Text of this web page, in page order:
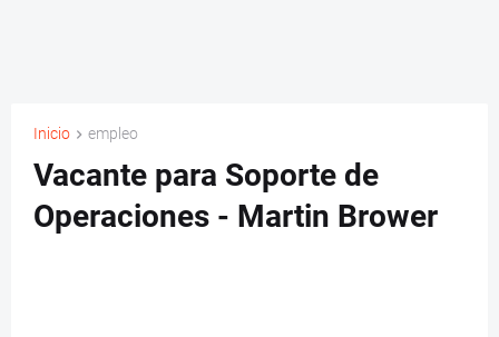
Inicio empleo
Vacante para Soporte de
Operaciones - Martin Brower